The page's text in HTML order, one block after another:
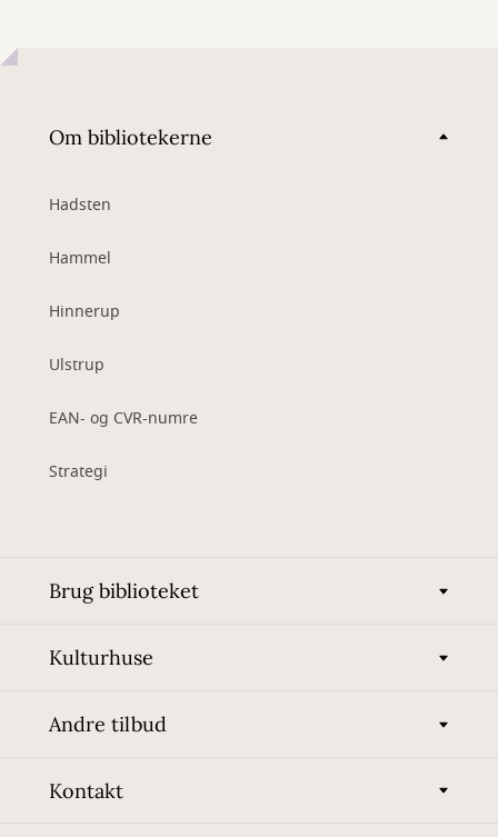
Om bibliotekerne
Hadsten
Hammel
Hinnerup
Ulstrup
EAN- og CVR-numre
Strategi
Brug biblioteket
Kulturhuse
Andre tilbud
Kontakt